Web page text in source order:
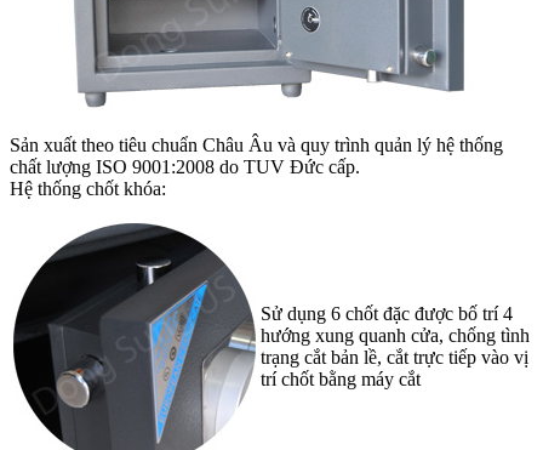
Sản xuất theo tiêu chuẩn Châu Âu và quy trình quản lý hệ thống
chất lượng ISO 9001:2008 do TUV Đức cấp.
Hệ thống chốt khóa:
Sử dụng 6 chốt đặc được bố trí 4
hướng xung quanh cửa, chống tình
trạng cắt bản lề, cắt trực tiếp vào vị
trí chốt bằng máy cắt